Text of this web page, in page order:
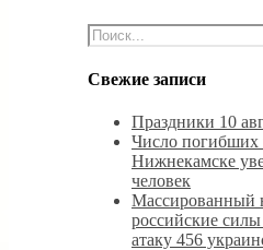
Свежие записи
Праздники 10
Число
Нижнекамске
человек
Массированный
российские
атаку 456